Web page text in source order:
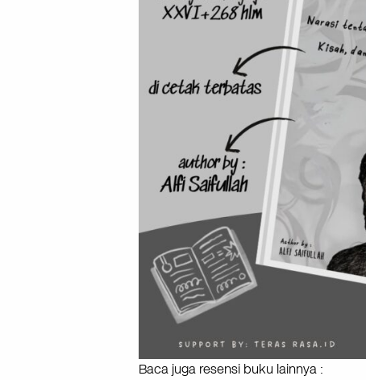
Baca juga resensi buku lainnya :